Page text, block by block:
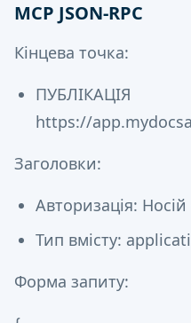
MCP JSON-RPC
Кінцева точка:
ПУБЛІКАЦІЯ
https://
Заголовки:
Авторизація:
Тип вмісту:
Форма запиту: